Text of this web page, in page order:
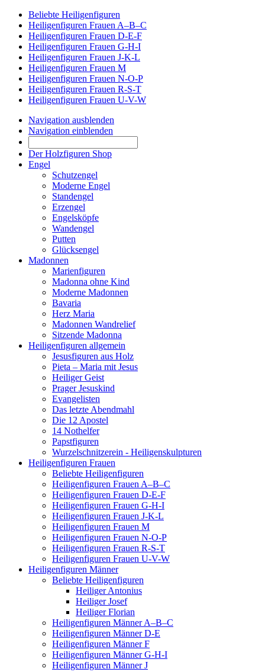
Beliebte Heiligenfiguren
Heiligenfiguren Frauen A–B–C
Heiligenfiguren Frauen D-E-F
Heiligenfiguren Frauen G-H-I
Heiligenfiguren Frauen J-K-L
Heiligenfiguren Frauen M
Heiligenfiguren Frauen N-O-P
Heiligenfiguren Frauen R-S-T
Heiligenfiguren Frauen U-V-W
Navigation ausblenden
Navigation einblenden
Der Holzfiguren Shop
Engel
Schutzengel
Moderne Engel
Standengel
Erzengel
Engelsköpfe
Wandengel
Putten
Glücksengel
Madonnen
Marienfiguren
Madonna ohne Kind
Moderne Madonnen
Bavaria
Herz Maria
Madonnen Wandrelief
Sitzende Madonna
Heiligenfiguren allgemein
Jesusfiguren aus Holz
Pieta – Maria mit Jesus
Heiliger Geist
Prager Jesuskind
Evangelisten
Das letzte Abendmahl
Die 12 Apostel
14 Nothelfer
Papstfiguren
Wurzelschnitzerein - Heiligenskulpturen
Heiligenfiguren Frauen
Beliebte Heiligenfiguren
Heiligenfiguren Frauen A–B–C
Heiligenfiguren Frauen D-E-F
Heiligenfiguren Frauen G-H-I
Heiligenfiguren Frauen J-K-L
Heiligenfiguren Frauen M
Heiligenfiguren Frauen N-O-P
Heiligenfiguren Frauen R-S-T
Heiligenfiguren Frauen U-V-W
Heiligenfiguren Männer
Beliebte Heiligenfiguren
Heiliger Antonius
Heiliger Josef
Heiliger Florian
Heiligenfiguren Männer A–B–C
Heiligenfiguren Männer D-E
Heiligenfiguren Männer F
Heiligenfiguren Männer G-H-I
Heiligenfiguren Männer J